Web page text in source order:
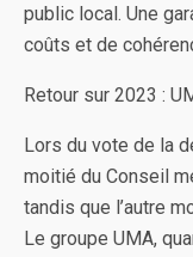
public local. Une
coûts et de
Retour sur 2023 :
Lors du vote de la
moitié du Conseil
tandis que l’autre
Le groupe UMA,